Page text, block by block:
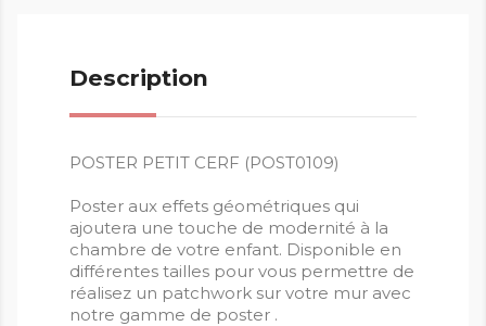
Description
POSTER PETIT CERF (POST0109)
Poster aux effets géométriques qui
ajoutera une touche de modernité à la
chambre de votre enfant. Disponible en
différentes tailles pour vous permettre de
réalisez un patchwork sur votre mur avec
notre gamme de poster .